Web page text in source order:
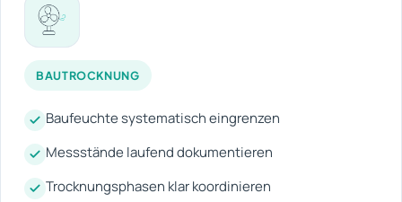
BAUTROCKNUNG
Baufeuchte systematisch eingrenzen
Messstände laufend dokumentieren
Trocknungsphasen klar koordinieren